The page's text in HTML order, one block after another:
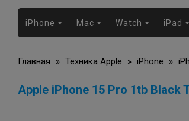
iPhone Mac Watch iPad
Главная » Техника Apple » iPhone »
Apple iPhone 15 Pro 1tb Black